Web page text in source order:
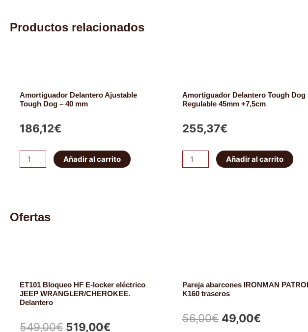
Productos relacionados
Amortiguador Delantero Ajustable
Tough Dog – 40 mm
186,12€
Amortiguador
Delantero
-
Añadir al carrito
Amortiguador Delantero Tough Dog
Regulable 45mm +7,5cm
255,37€
Amortiguador
Delantero
Añadir al carrito
Ofertas
ET101 Bloqueo HF E-locker eléctrico
JEEP WRANGLER/CHEROKEE.
Delantero
549,00€ El
519,00€
Pareja abarcones IRONMAN
K160 traseros
56,00€ El
49,00€